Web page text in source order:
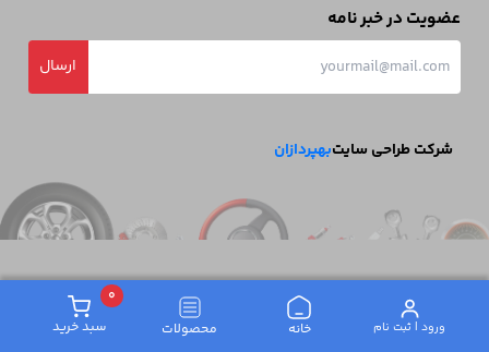
ورود | ثبت‌ نام خانه محصولات سبد خرید
0
عضویت در خبر نامه
ارسال
شرکت طراحی سایتبهپردازان